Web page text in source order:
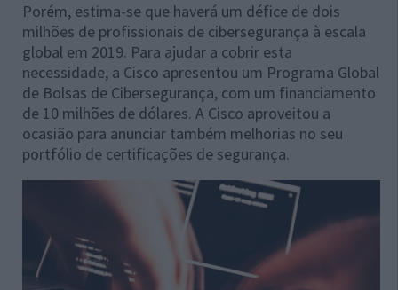
Porém, estima-se que haverá um défice de dois
milhões de profissionais de cibersegurança à escala
global em 2019. Para ajudar a cobrir esta
necessidade, a Cisco apresentou um Programa Global
de Bolsas de Cibersegurança, com um financiamento
de 10 milhões de dólares. A Cisco aproveitou a
ocasião para anunciar também melhorias no seu
portfólio de certificações de segurança.